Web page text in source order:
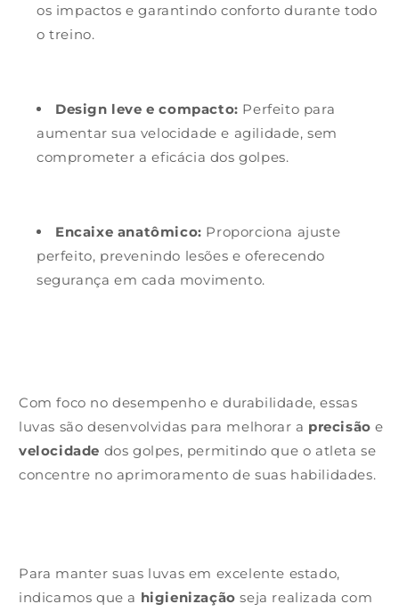
os impactos e garantindo conforto durante todo
o treino.
Design leve e compacto: Perfeito para
aumentar sua velocidade e agilidade, sem
comprometer a eficácia dos golpes.
Encaixe anatômico: Proporciona ajuste
perfeito, prevenindo lesões e oferecendo
segurança em cada movimento.
Com foco no desempenho e durabilidade, essas
luvas são desenvolvidas para melhorar a precisão e
velocidade dos golpes, permitindo que o atleta se
concentre no aprimoramento de suas habilidades.
Para manter suas luvas em excelente estado,
indicamos que a higienização seja realizada com